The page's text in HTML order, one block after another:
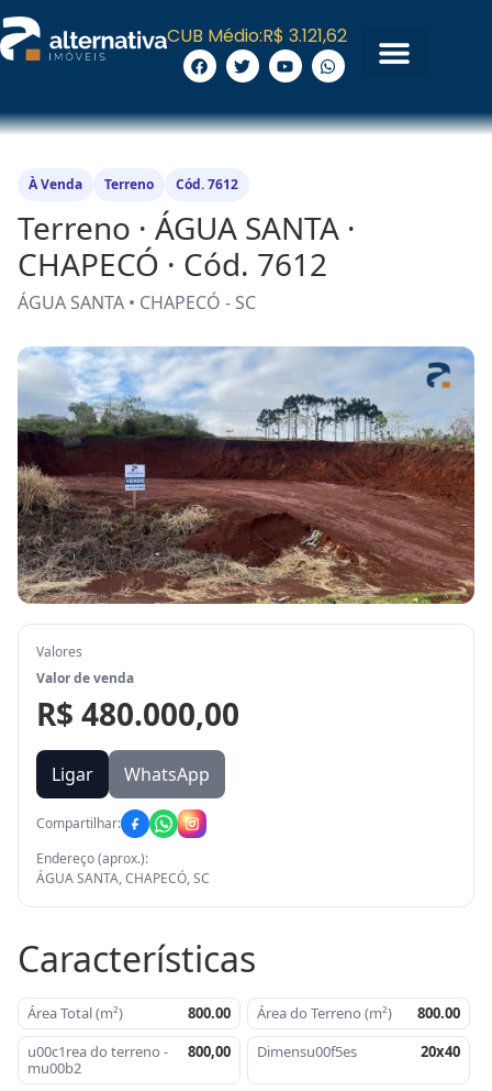
CUB Médio:R$ 3.121,62
À Venda Terreno Cód. 7612
Terreno · ÁGUA SANTA ·
CHAPECÓ · Cód. 7612
ÁGUA SANTA • CHAPECÓ - SC
Valores
Valor de venda
R$ 480.000,00
Ligar WhatsApp
Compartilhar:
Endereço (aprox.):
ÁGUA SANTA, CHAPECÓ, SC
Características
Área Total (m²) 800.00 Área do Terreno (m²)
800.00
u00c1rea do terreno -
mu00b2
800,00 Dimensu00f5es 20x40